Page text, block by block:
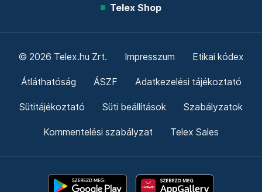
Telex Shop
© 2026 Telex.hu Zrt. Impresszum Etikai kódex
Átláthatóság ÁSZF Adatkezelési tájékoztató
Sütitájékoztató Süti beállítások Szabályzatok
Kommentelési szabályzat Telex Sales